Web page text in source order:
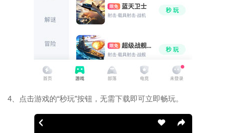
4、点击游戏的“秒玩”按钮，无需下载即可立即畅玩。